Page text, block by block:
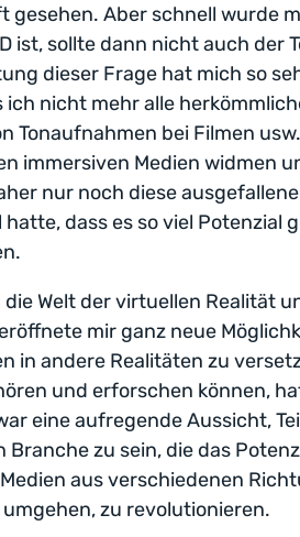
gesehen. Aber schnell wurde
ist, sollte dann nicht auch der
dieser Frage hat mich so
ich nicht mehr alle
Tonaufnahmen bei Filmen
immersiven Medien widmen
nur noch diese
hatte, dass es so viel Potenzial
die Welt der virtuellen Realität
mir ganz neue
in andere Realitäten zu
und erforschen können,
eine aufregende Aussicht,
Branche zu sein, die das
Medien aus verschiedenen
zu revolutionieren.